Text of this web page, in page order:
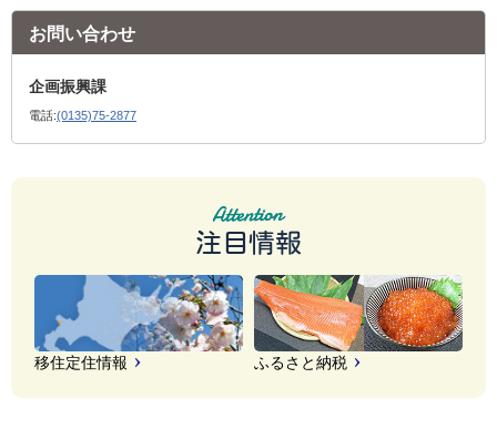
お問い合わせ
企画振興課
電話:(0135)75-2877
注目情報
移住定住情報 ふるさと納税